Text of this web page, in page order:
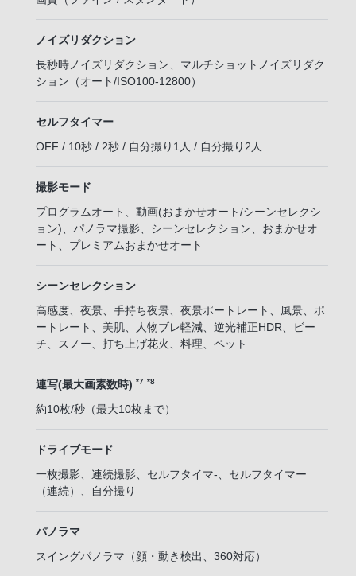
ノイズリダクション
長秒時ノイズリダクション、マルチショットノイズリダク
ション（オート/ISO100-12800）
セルフタイマー
OFF / 10秒 / 2秒 / 自分撮り1人 / 自分撮り2人
撮影モード
プログラムオート、動画(おまかせオート/シーンセレクシ
ョン)、パノラマ撮影、シーンセレクション、おまかせオ
ート、プレミアムおまかせオート
シーンセレクション
高感度、夜景、手持ち夜景、夜景ポートレート、風景、ポ
ートレート、美肌、人物ブレ軽減、逆光補正HDR、ビー
チ、スノー、打ち上げ花火、料理、ペット
連写(最大画素数時) *7 *8
約10枚/秒（最大10枚まで）
ドライブモード
一枚撮影、連続撮影、セルフタイマ-、セルフタイマー
（連続）、自分撮り
パノラマ
スイングパノラマ（顔・動き検出、360対応）